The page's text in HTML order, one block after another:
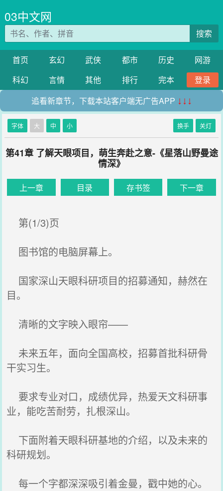
03中文网
搜索
首页 玄幻 武侠 都市 历史
网游
科幻
言情 其他 排行 完本
登录
追看新章节，下载本站客户端无广告APP ↓↓↓
字体 大 中 小 换手 关灯
第41章 了解天眼项目，萌生奔赴之意-《星落山野曼途
情深》
上一章 目录 存书签 下一章
第(1/3)页
图书馆的电脑屏幕上。
国家深山天眼科研项目的招募通知，赫然在
目。
清晰的文字映入眼帘——
未来五年，面向全国高校，招募首批科研骨
干实习生。
要求专业对口，成绩优异，热爱天文科研事
业，能吃苦耐劳，扎根深山。
下面附着天眼科研基地的介绍，以及未来的
科研规划。
每一个字都深深吸引着金曼，戳中她的心。